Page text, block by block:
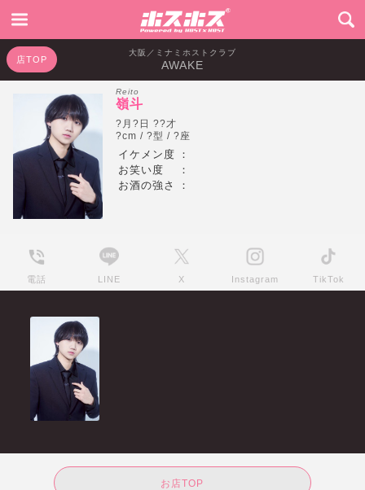
大阪／ミナミホストクラブ
AWAKE
店TOP
Reito
嶺斗
?月?日 ??才
?cm / ?型 / ?座
イケメン度
：
お笑い度
：
お酒の強さ
：
電話 LINE X Instagram TikTok
お店TOP